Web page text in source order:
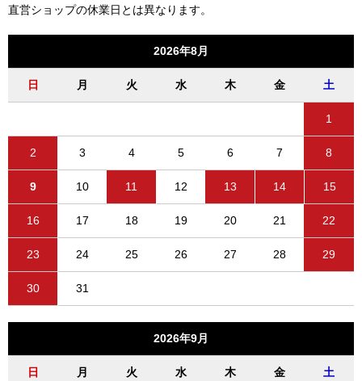
直営ショップの休業日とは異なります。
2026年8月
日 月 火 水 木 金 土
1
2 3 4 5 6 7 8
9 10 11 12 13 14 15
16 17 18 19 20 21 22
23 24 25 26 27 28 29
30 31
2026年9月
日 月 火 水 木 金 土